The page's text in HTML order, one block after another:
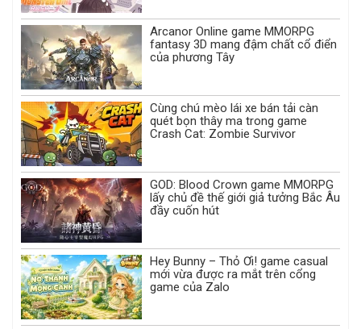
Arcanor Online game MMORPG
fantasy 3D mang đậm chất cổ điển
của phương Tây
Cùng chú mèo lái xe bán tải càn
quét bọn thây ma trong game
Crash Cat: Zombie Survivor
GOD: Blood Crown game MMORPG
lấy chủ đề thế giới giả tưởng Bắc Âu
đầy cuốn hút
Hey Bunny – Thỏ Ơi! game casual
mới vừa được ra mắt trên cổng
game của Zalo